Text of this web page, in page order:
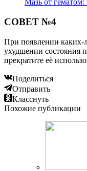
Мазь от
СОВЕТ №4
При появлении каких-
ухудшении состояния
прекратите её
Поделиться
Отправить
Класснуть
Похожие публикации